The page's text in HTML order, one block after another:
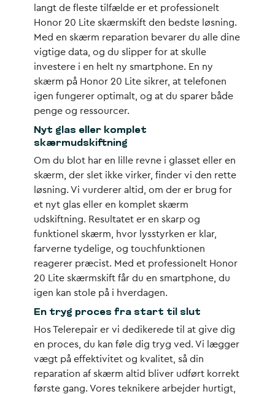
langt de fleste tilfælde er et professionelt
Honor 20 Lite skærmskift den bedste løsning.
Med en skærm reparation bevarer du alle dine
vigtige data, og du slipper for at skulle
investere i en helt ny smartphone. En ny
skærm på Honor 20 Lite sikrer, at telefonen
igen fungerer optimalt, og at du sparer både
penge og ressourcer.
Nyt glas eller komplet
skærmudskiftning
Om du blot har en lille revne i glasset eller en
skærm, der slet ikke virker, finder vi den rette
løsning. Vi vurderer altid, om der er brug for
et nyt glas eller en komplet skærm
udskiftning. Resultatet er en skarp og
funktionel skærm, hvor lysstyrken er klar,
farverne tydelige, og touchfunktionen
reagerer præcist. Med et professionelt Honor
20 Lite skærmskift får du en smartphone, du
igen kan stole på i hverdagen.
En tryg proces fra start til slut
Hos Telerepair er vi dedikerede til at give dig
en proces, du kan føle dig tryg ved. Vi lægger
vægt på effektivitet og kvalitet, så din
reparation af skærm altid bliver udført korrekt
første gang. Vores teknikere arbejder hurtigt,